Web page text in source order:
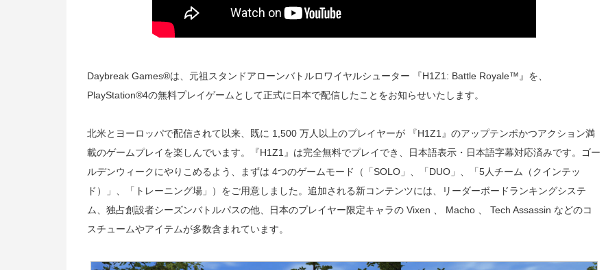
Daybreak Games®は、元祖スタンドアローンバトルロワイヤルシューター 『H1Z1: Battle Royale™』を、
PlayStation®4の無料プレイゲームとして正式に日本で配信したことをお知らせいたします。
北米とヨーロッパで配信されて以来、既に 1,500 万人以上のプレイヤーが 『H1Z1』のアップテンポかつアクション満
載のゲームプレイを楽しんでいます。『H1Z1』は完全無料でプレイでき、日本語表示・日本語字幕対応済みです。ゴー
ルデンウィークにやりこめるよう、まずは 4つのゲームモード（「SOLO」、「DUO」、「5人チーム（クインテッ
ド）」、「トレーニング場」）をご用意しました。追加される新コンテンツには、リーダーボードランキングシステ
ム、独占創設者シーズンバトルパスの他、日本のプレイヤー限定キャラの Vixen 、 Macho 、 Tech Assassin などのコ
スチュームやアイテムが多数含まれています。